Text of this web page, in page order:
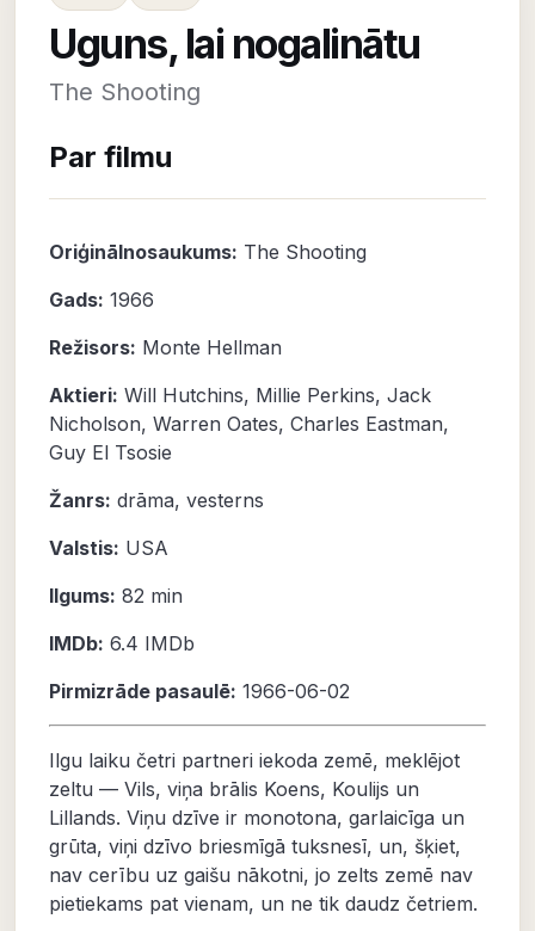
Uguns, lai nogalinātu
The Shooting
Par filmu
Oriģinālnosaukums: The Shooting
Gads: 1966
Režisors: Monte Hellman
Aktieri: Will Hutchins, Millie Perkins, Jack
Nicholson, Warren Oates, Charles Eastman,
Guy El Tsosie
Žanrs: drāma, vesterns
Valstis: USA
Ilgums: 82 min
IMDb: 6.4 IMDb
Pirmizrāde pasaulē: 1966-06-02
Ilgu laiku četri partneri iekoda zemē, meklējot
zeltu — Vils, viņa brālis Koens, Koulijs un
Lillands. Viņu dzīve ir monotona, garlaicīga un
grūta, viņi dzīvo briesmīgā tuksnesī, un, šķiet,
nav cerību uz gaišu nākotni, jo zelts zemē nav
pietiekams pat vienam, un ne tik daudz četriem.